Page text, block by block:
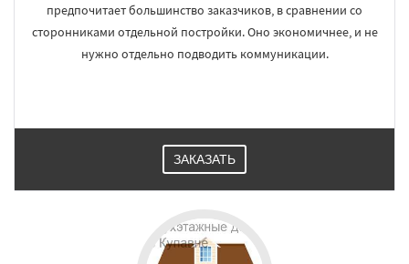
предпочитает большинство заказчиков, в сравнении со
сторонниками отдельной постройки. Оно экономичнее, и не
нужно отдельно подводить коммуникации.
ЗАКАЗАТЬ